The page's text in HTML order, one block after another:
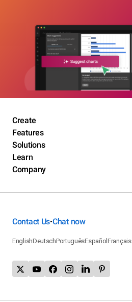
Create
Features
Solutions
Learn
Company
Contact Us•Chat now
EnglishDeutschPortuguêsEspañolFrançais